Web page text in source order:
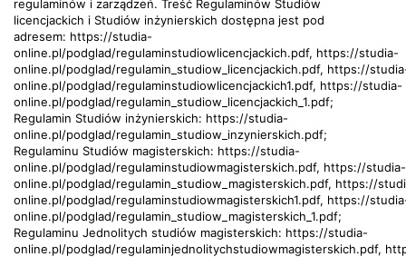
regulaminów i zarządzeń. Treść Regulaminów Studiów
licencjackich i Studiów inżynierskich dostępna jest pod
adresem: https://studia-
online.pl/podglad/regulaminstudiowlicencjackich.pdf, https://studia-
online.pl/podglad/regulamin_studiow_licencjackich.pdf, https://
online.pl/podglad/regulaminstudiowlicencjackich1.pdf, https://studia-
online.pl/podglad/regulamin_studiow_licencjackich_1.pdf;
Regulamin Studiów inżynierskich: https://studia-
online.pl/podglad/regulamin_studiow_inzynierskich.pdf;
Regulaminu Studiów magisterskich: https://studia-
online.pl/podglad/regulaminstudiowmagisterskich.pdf, https://studia-
online.pl/podglad/regulamin_studiow_magisterskich.pdf, https://
online.pl/podglad/regulaminstudiowmagisterskich1.pdf, https://
online.pl/podglad/regulamin_studiow_magisterskich_1.pdf;
Regulaminu Jednolitych studiów magisterskich: https://studia-
online.pl/podglad/regulaminjednolitychstudiowmagisterskich.pdf,